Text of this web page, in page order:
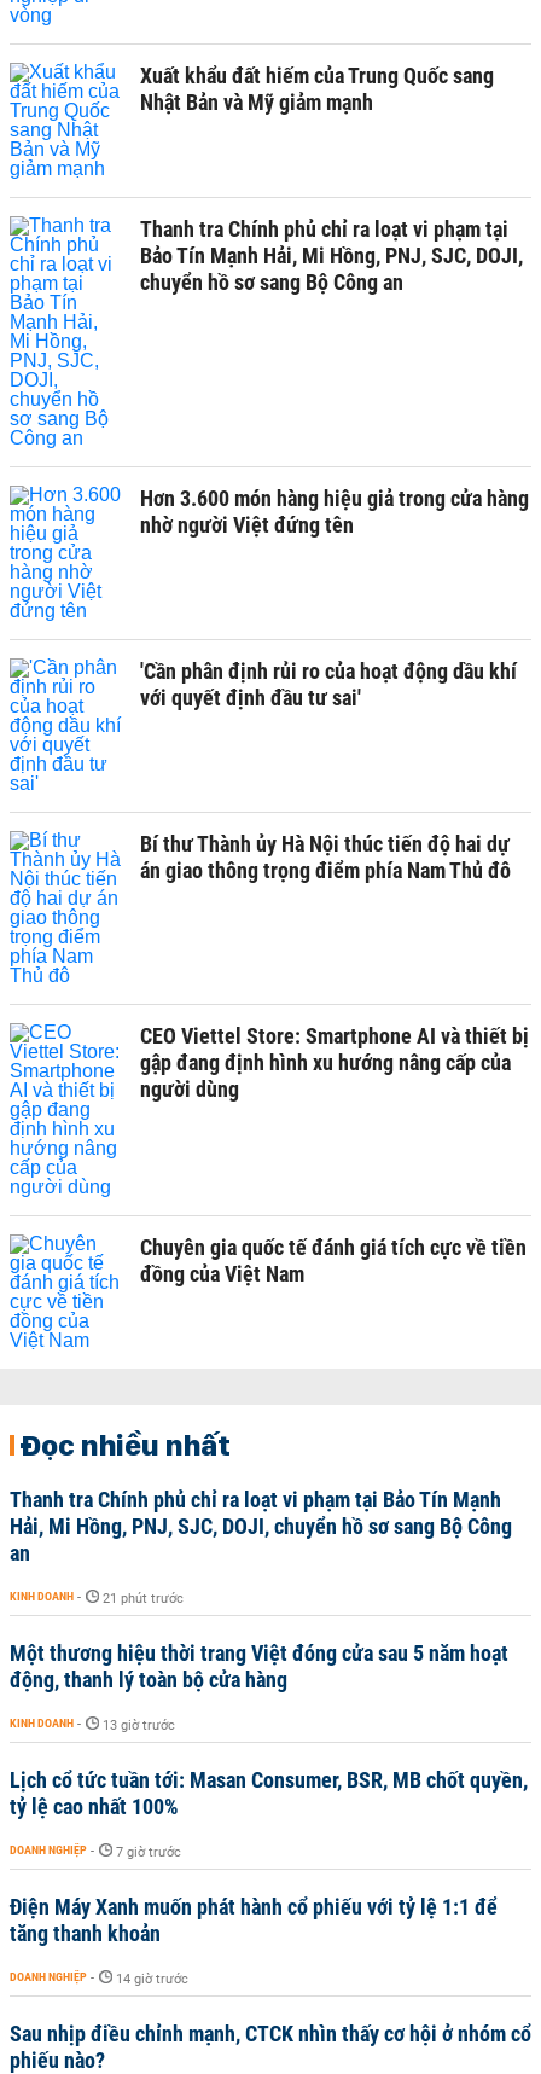
Xuất khẩu đất hiếm của Trung Quốc sang
Nhật Bản và Mỹ giảm mạnh
Thanh tra Chính phủ chỉ ra loạt vi phạm tại
Bảo Tín Mạnh Hải, Mi Hồng, PNJ, SJC, DOJI,
chuyển hồ sơ sang Bộ Công an
Hơn 3.600 món hàng hiệu giả trong cửa hàng
nhờ người Việt đứng tên
'Cần phân định rủi ro của hoạt động dầu khí
với quyết định đầu tư sai'
Bí thư Thành ủy Hà Nội thúc tiến độ hai dự
án giao thông trọng điểm phía Nam Thủ đô
CEO Viettel Store: Smartphone AI và thiết bị
gập đang định hình xu hướng nâng cấp của
người dùng
Chuyên gia quốc tế đánh giá tích cực về tiền
đồng của Việt Nam
Đọc nhiều nhất
Thanh tra Chính phủ chỉ ra loạt vi phạm tại Bảo Tín Mạnh
Hải, Mi Hồng, PNJ, SJC, DOJI, chuyển hồ sơ sang Bộ Công
an
KINH DOANH - 21 phút trước
Một thương hiệu thời trang Việt đóng cửa sau 5 năm hoạt
động, thanh lý toàn bộ cửa hàng
KINH DOANH - 13 giờ trước
Lịch cổ tức tuần tới: Masan Consumer, BSR, MB chốt quyền,
tỷ lệ cao nhất 100%
DOANH NGHIỆP - 7 giờ trước
Điện Máy Xanh muốn phát hành cổ phiếu với tỷ lệ 1:1 để
tăng thanh khoản
DOANH NGHIỆP - 14 giờ trước
Sau nhịp điều chỉnh mạnh, CTCK nhìn thấy cơ hội ở nhóm cổ
phiếu nào?